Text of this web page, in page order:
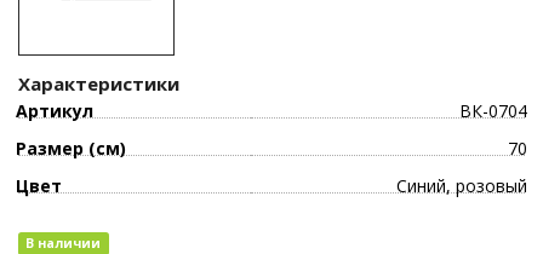
Характеристики
Артикул
ВК-0704
Размер (см)
70
Цвет
Синий, розовый
В наличии